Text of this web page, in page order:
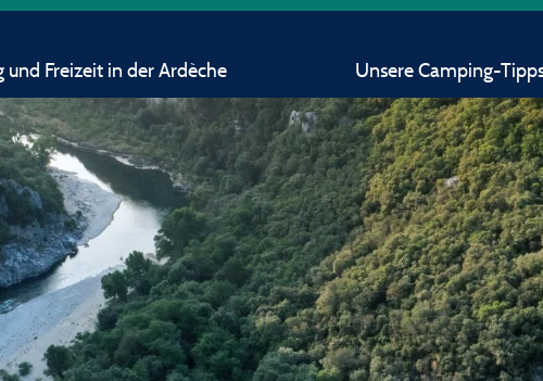
und Freizeit in der Ardèche Unsere Camping-